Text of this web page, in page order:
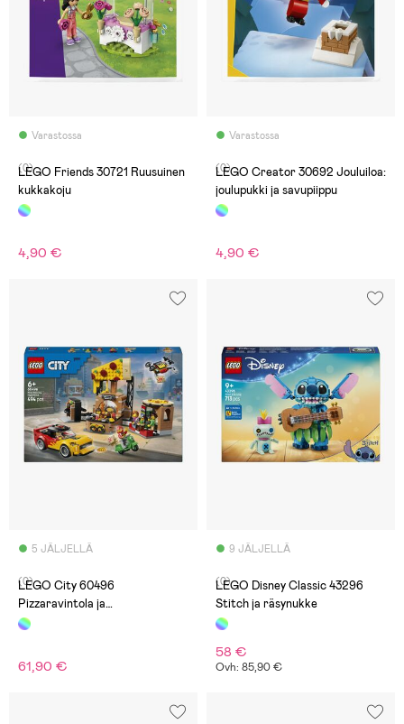
Varastossa
(0)
LEGO Friends 30721 Ruusuinen
kukkakoju
4,90 €
Varastossa
(0)
LEGO Creator 30692 Jouluiloa:
joulupukki ja savupiippu
4,90 €
5 JÄLJELLÄ
(0)
LEGO City 60496
Pizzaravintola ja
toimituskulkuneuvot
61,90 €
9 JÄLJELLÄ
(0)
LEGO Disney Classic 43296
Stitch ja räsynukke
58 €
Ovh: 85,90 €